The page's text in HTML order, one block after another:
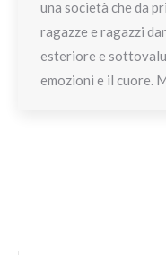
una società che da
ragazze e ragazzi
esteriore e
emozioni e il cuore.